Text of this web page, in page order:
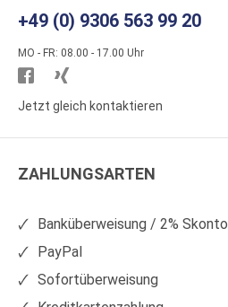
+49 (0) 9306 563 99 20
MO - FR: 08.00 - 17.00 Uhr
Besuchen
Sie
auf
Sie
auf
Jetzt gleich kontaktieren
ZAHLUNGSARTEN
Banküberweisung / 2% Skonto
PayPal
Sofortüberweisung